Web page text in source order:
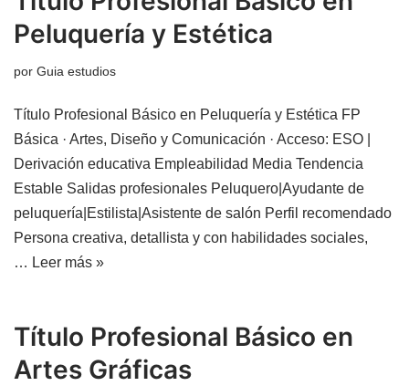
Peluquería y Estética
por Guia estudios
Título Profesional Básico en Peluquería y Estética FP
Básica · Artes, Diseño y Comunicación · Acceso: ESO |
Derivación educativa Empleabilidad Media Tendencia
Estable Salidas profesionales Peluquero|Ayudante de
peluquería|Estilista|Asistente de salón Perfil recomendado
Persona creativa, detallista y con habilidades sociales,
… Leer más »
Título Profesional Básico en
Artes Gráficas